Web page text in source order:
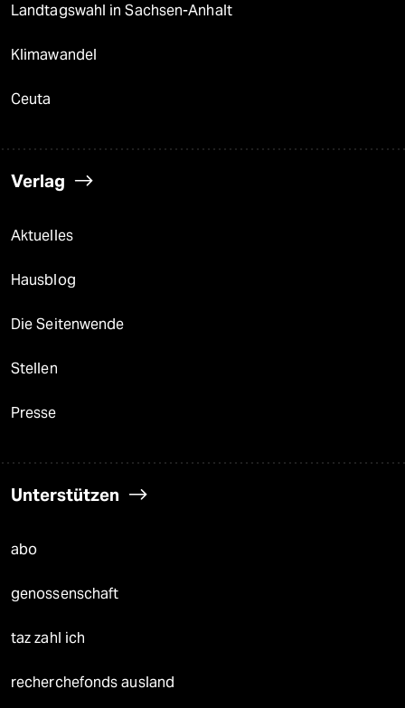
Landtagswahl in Sachsen-Anhalt
Klimawandel
Ceuta
Verlag
Aktuelles
Hausblog
Die Seitenwende
Stellen
Presse
Unterstützen
abo
genossenschaft
taz zahl ich
recherchefonds ausland